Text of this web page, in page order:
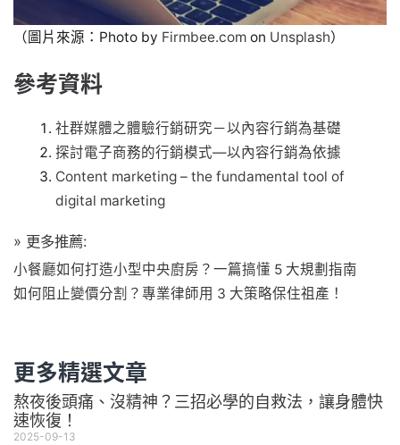
（圖片來源：Photo by Firmbee.com on Unsplash）
參考資料
社群媒體之體驗行銷研究－以內容行銷為基礎
探討電子商務的行銷模式—以內容行銷為依據
Content marketing – the fundamental tool of
digital marketing
» 更多推薦:
小餐廳如何打造小型中央廚房？一篇搞懂 5 大規劃指南
如何阻止變價分割？專業律師用 3 大策略保住祖產！
更多精選文章
熬夜後頭痛、沒精神？三招必學的自救法，讓身體快
速恢復！
2025-09-13